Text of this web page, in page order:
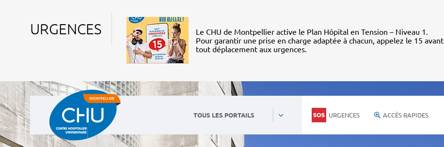
URGENCES
Le CHU de Montpellier active le Plan Hôpital en Tension – Niveau 1.
Pour garantir une prise en charge adaptée à chacun, appelez le 15 avant
tout déplacement aux urgences.
TOUS LES PORTAILS URGENCES ACCÈS RAPIDES